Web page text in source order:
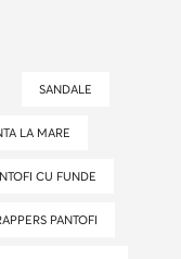
SANDALE
LA MARE
CU FUNDE
PANTOFI